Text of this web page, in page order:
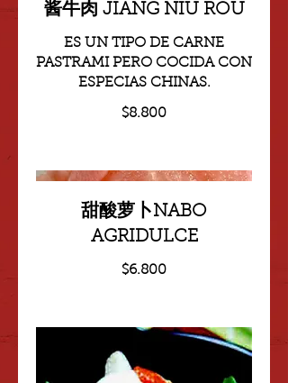
酱牛肉 JIANG NIU ROU
ES UN TIPO DE CARNE
PASTRAMI PERO COCIDA CON
ESPECIAS CHINAS.
$8.800
甜酸萝卜NABO
AGRIDULCE
$6.800